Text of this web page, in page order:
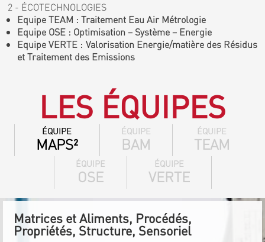
2 - ÉCOTECHNOLOGIES
Equipe TEAM : Traitement Eau Air Métrologie
Equipe OSE : Optimisation – Système – Energie
Equipe VERTE : Valorisation Energie/matière des Résidus
et Traitement des Emissions
LES ÉQUIPES
ÉQUIPE
MAPS²
ÉQUIPE
BAM
ÉQUIPE
TEAM
ÉQUIPE
OSE
ÉQUIPE
VERTE
Matrices et Aliments, Procédés,
Propriétés, Structure, Sensoriel